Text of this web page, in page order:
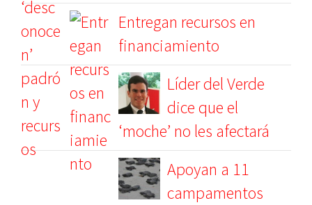
Entregan recursos en
financiamiento
Líder del Verde
dice que el
‘moche’ no les afectará
Apoyan a 11
campamentos